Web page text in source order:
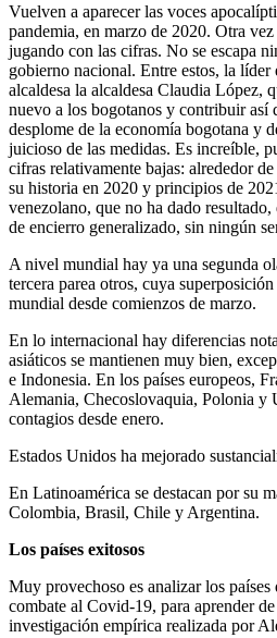
Vuelven a aparecer las voces
pandemia, en marzo de 2020. Otra
jugando con las cifras. No se escapa
gobierno nacional. Entre estos, la líder
alcaldesa la alcaldesa Claudia López,
nuevo a los bogotanos y contribuir así
desplome de la economía bogotana y
juicioso de las medidas. Es increíble,
cifras relativamente bajas: alrededor
su historia en 2020 y principios de
venezolano, que no ha dado
de encierro generalizado, sin ningún
A nivel mundial hay ya una segunda
tercera parea otros, cuya
mundial desde comienzos de marzo.
En lo internacional hay diferencias
asiáticos se mantienen muy bien,
e Indonesia. En los países europeos,
Alemania, Checoslovaquia, Polonia y
contagios desde enero.
Estados Unidos ha mejorado
En Latinoamérica se destacan por su
Colombia, Brasil, Chile y Argentina.
Los países exitosos
Muy provechoso es analizar los países
combate al Covid-19, para aprender
investigación empírica realizada por